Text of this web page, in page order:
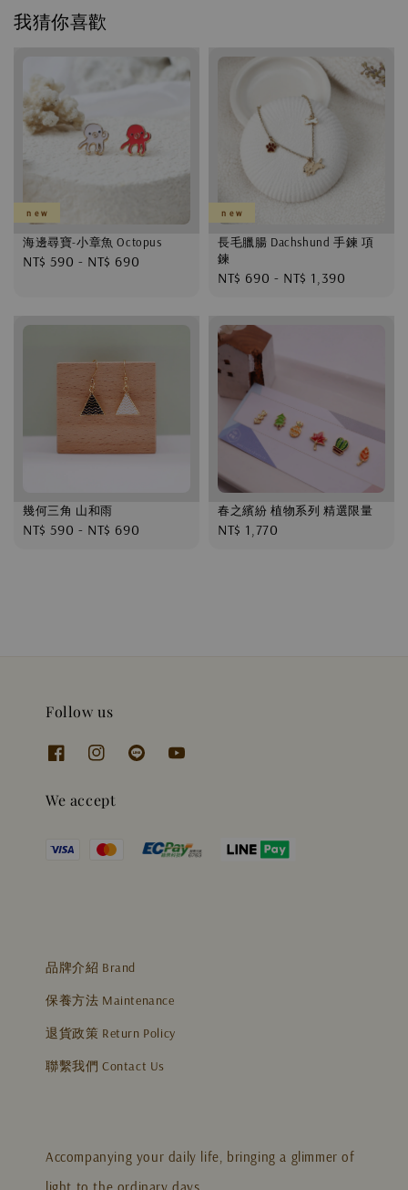
我猜你喜歡
n e w
海邊尋寶-小章魚 Octopus
Regular
NT$ 590 - NT$ 690
n e w
長毛臘腸 Dachshund 手鍊 項
鍊
Regular
NT$ 690 - NT$ 1,390
幾何三角 山和雨
Regular
NT$ 590 - NT$ 690
春之繽紛 植物系列 精選限量
Regular
NT$ 1,770
Follow us
We accept
品牌介紹 Brand
保養方法 Maintenance
退貨政策 Return Policy
聯繫我們 Contact Us
Accompanying your daily life, bringing a glimmer of